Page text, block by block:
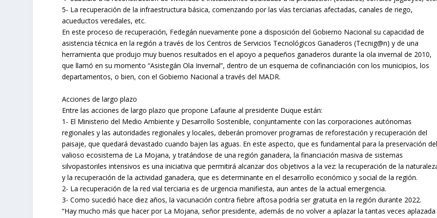
5- La recuperación de la infraestructura básica, comenzando por las vías terciarias afectadas, canales de riego,
acueductos veredales, etc.
En este proceso de recuperación, Fedegán nuevamente pone a disposición del Gobierno Nacional su capacidad de
asistencia técnica en la región a través de los Centros de Servicios Tecnológicos Ganaderos (Tecnig@n) y de una
herramienta que produjo muy buenos resultados en el apoyo a pequeños ganaderos durante la ola invernal de 2010,
que llamó en su momento “Asistegán Ola Invernal”, dentro de un esquema de cofinanciación con los municipios, los
departamentos, o bien, con el Gobierno Nacional a través del MADR.
Acciones de largo plazo
Entre las acciones de largo plazo que propone Lafaurie al presidente Duque están:
1- El Ministerio del Medio Ambiente y Desarrollo Sostenible, conjuntamente con las corporaciones autónomas
regionales y las autoridades regionales y locales, deberán promover programas de reforestación y recuperación del
paisaje, que quedará devastado cuando bajen las aguas. En este aspecto, que es fundamental para la preservación
valioso ecosistema de La Mojana, y tratándose de una región ganadera, la financiación masiva de sistemas
silvopastoriles intensivos es una iniciativa que permitirá alcanzar dos objetivos a la vez: la recuperación de la
y la recuperación de la actividad ganadera, que es determinante en el desarrollo económico y social de la región.
2- La recuperación de la red vial terciaria es de urgencia manifiesta, aun antes de la actual emergencia.
3- Como sucedió hace diez años, la vacunación contra fiebre aftosa podría ser gratuita en la región durante 2022.
“Hay mucho más que hacer por La Mojana, señor presidente, además de no volver a aplazar la tantas veces aplazada